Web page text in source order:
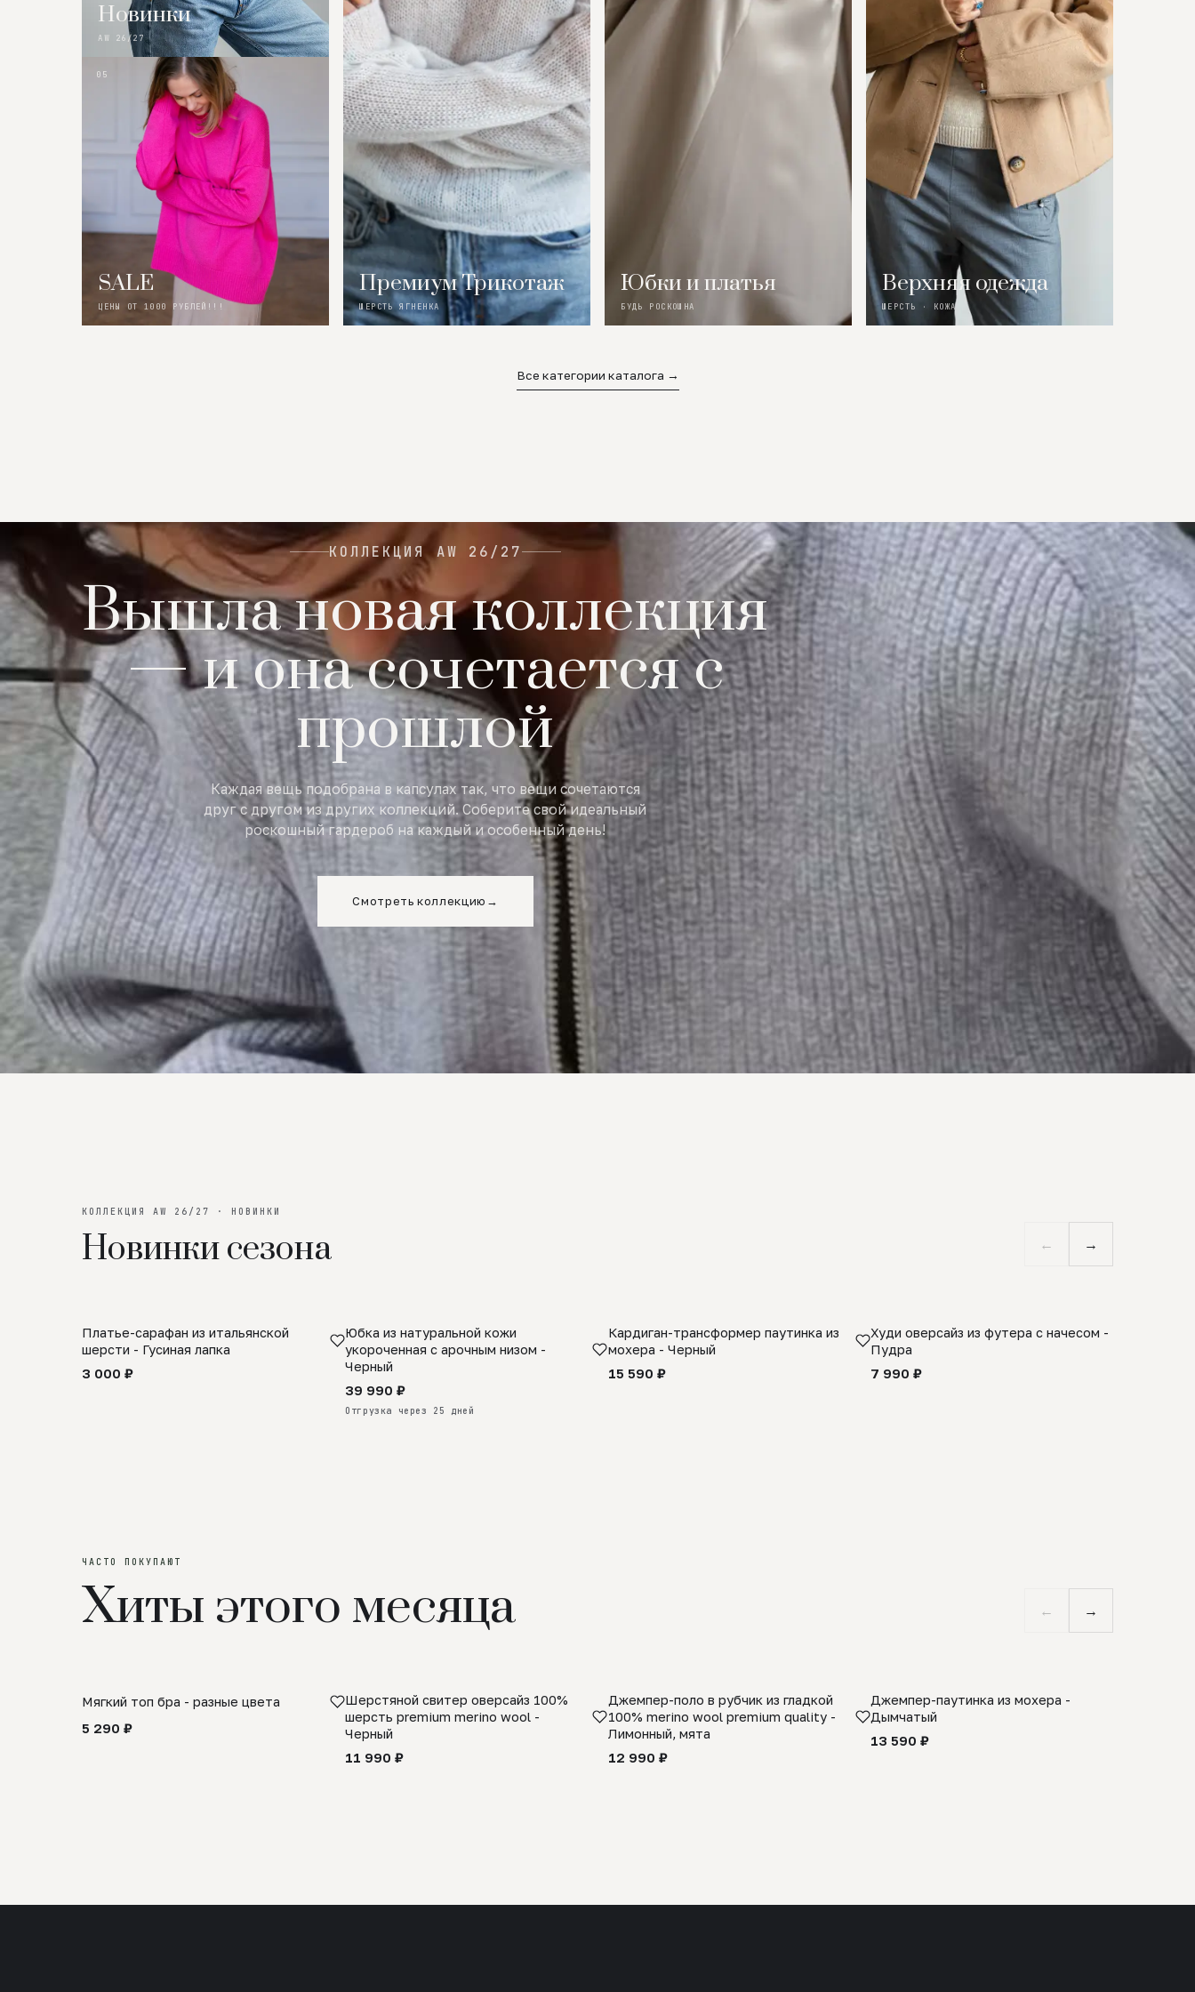
Новинки
AW 26/27
05
SALE
ЦЕНЫ ОТ 1000 РУБЛЕЙ!!!
Премиум Трикотаж
ШЕРСТЬ ЯГНЕНКА
Юбки и платья
БУДЬ РОСКОШНА
Верхняя одежда
ШЕРСТЬ · КОЖА
Все категории каталога →
КОЛЛЕКЦИЯ AW 26/27
Вышла новая коллекция
— и она сочетается с
прошлой
Каждая вещь подобрана в капсулах так, что вещи сочетаются
друг с другом из других коллекций. Соберите свой идеальный
роскошный гардероб на каждый и особенный день!
Смотреть коллекцию →
КОЛЛЕКЦИЯ AW 26/27 · НОВИНКИ
Новинки сезона ← →
SALE
Платье-сарафан из итальянской
шерсти - Гусиная лапка
3 000 ₽
ПРЕДЗАКАЗ
Юбка из натуральной кожи
укороченная с арочным низом -
Черный
39 990 ₽
Отгрузка через 25 дней
Кардиган-трансформер паутинка из
мохера - Черный
15 590 ₽
Худи оверсайз из футера с начесом -
Пудра
7 990 ₽
ЧАСТО ПОКУПАЮТ
Хиты этого месяца ← →
Мягкий топ бра - разные цвета
5 290 ₽
Шерстяной свитер оверсайз 100%
шерсть premium merino wool -
Черный
11 990 ₽
Джемпер-поло в рубчик из гладкой
100% merino wool premium quality -
Лимонный, мята
12 990 ₽
Джемпер-паутинка из мохера -
Дымчатый
13 590 ₽